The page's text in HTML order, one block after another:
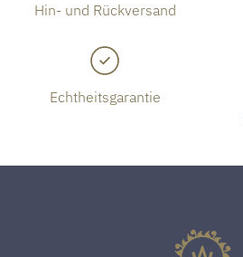
Hin- und Rückversand
Echtheitsgarantie